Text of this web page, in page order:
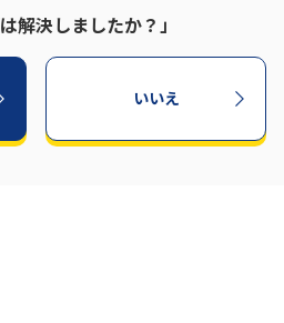
解決しましたか？」
いいえ